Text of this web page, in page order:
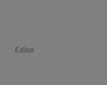
Editar